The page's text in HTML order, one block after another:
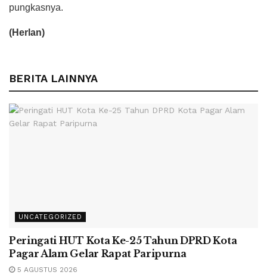
pungkasnya.
(Herlan)
BERITA LAINNYA
UNCATEGORIZED
Peringati HUT Kota Ke-25 Tahun DPRD Kota
Pagar Alam Gelar Rapat Paripurna
5 AGUSTUS 2026